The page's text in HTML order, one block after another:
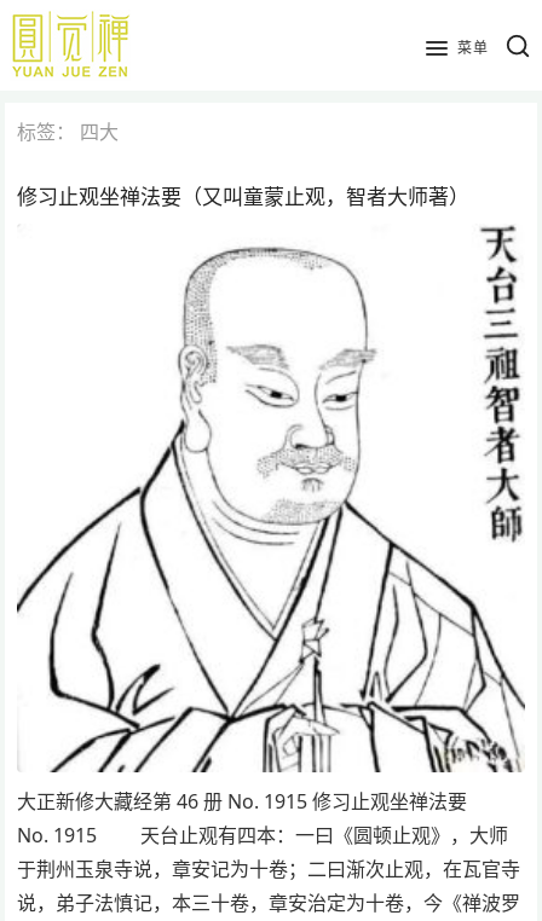
跳
主
内
菜单
标签： 四大
修习止观坐禅法要（又叫童蒙止观，智者大师著）
大正新修大藏经第 46 册 No. 1915 修习止观坐禅法要
No. 1915 天台止观有四本：一曰《圆顿止观》，大师
于荆州玉泉寺说，章安记为十卷；二曰渐次止观，在瓦官寺
说，弟子法慎记，本三十卷，章安治定为十卷，今《禅波罗